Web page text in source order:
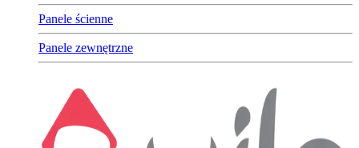
Panele ścienne
Panele zewnętrzne